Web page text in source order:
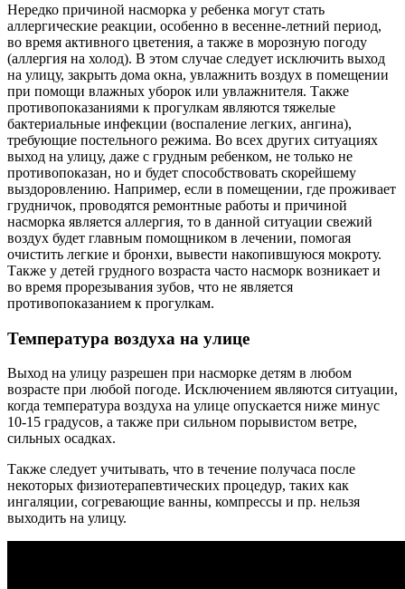
Нередко причиной насморка у ребенка могут стать
аллергические реакции, особенно в весенне-летний период,
во время активного цветения, а также в морозную погоду
(аллергия на холод). В этом случае следует исключить выход
на улицу, закрыть дома окна, увлажнить воздух в помещении
при помощи влажных уборок или увлажнителя. Также
противопоказаниями к прогулкам являются тяжелые
бактериальные инфекции (воспаление легких, ангина),
требующие постельного режима. Во всех других ситуациях
выход на улицу, даже с грудным ребенком, не только не
противопоказан, но и будет способствовать скорейшему
выздоровлению. Например, если в помещении, где проживает
грудничок, проводятся ремонтные работы и причиной
насморка является аллергия, то в данной ситуации свежий
воздух будет главным помощником в лечении, помогая
очистить легкие и бронхи, вывести накопившуюся мокроту.
Также у детей грудного возраста часто насморк возникает и
во время прорезывания зубов, что не является
противопоказанием к прогулкам.
Температура воздуха на улице
Выход на улицу разрешен при насморке детям в любом
возрасте при любой погоде. Исключением являются ситуации,
когда температура воздуха на улице опускается ниже минус
10-15 градусов, а также при сильном порывистом ветре,
сильных осадках.
Также следует учитывать, что в течение получаса после
некоторых физиотерапевтических процедур, таких как
ингаляции, согревающие ванны, компрессы и пр. нельзя
выходить на улицу.